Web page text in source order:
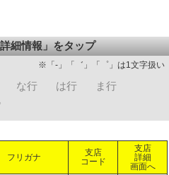
細情報」をタップ
※「-」「゛」「゜」は1文字扱い
な行 は行
ま行
フリガナ
支店
コード
支店
詳細
画面へ